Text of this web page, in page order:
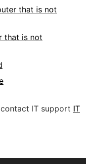
that is not
that is not
IT support IT